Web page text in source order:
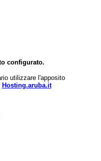
configurato.
utilizzare l'apposito
Hosting.aruba.it